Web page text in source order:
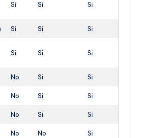
Si Si Si
Si Si Si
Si Si Si
No Si Si
No Si Si
No Si Si
No No Si